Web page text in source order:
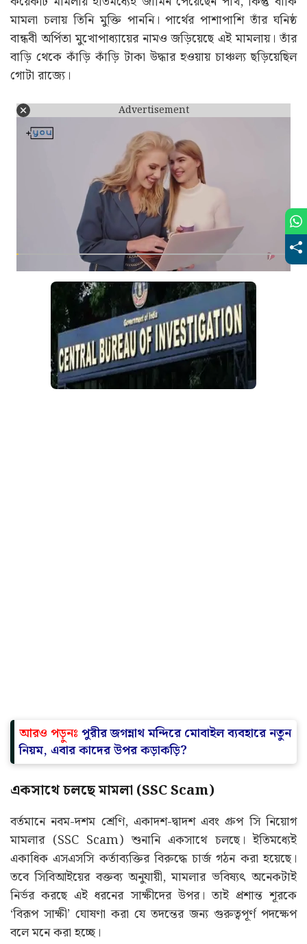
মামলা চলায় তিনি মুক্তি পাননি। পার্থের পাশাপাশি তাঁর ঘনিষ্ঠ
বান্ধবী অর্পিতা মুখোপাধ্যায়ের নামও জড়িয়েছে এই মামলায়। তাঁর
বাড়ি থেকে কাঁড়ি কাঁড়ি টাকা উদ্ধার হওয়ায় চাঞ্চল্য ছড়িয়েছিল
গোটা রাজ্যে।
Advertisement
আরও পড়ুনঃ পুরীর জগন্নাথ মন্দিরে মোবাইল ব্যবহারে নতুন
নিয়ম, এবার কাদের উপর কড়াকড়ি?
একসাথে চলছে মামলা (SSC Scam)
বর্তমানে নবম-দশম শ্রেণি, একাদশ-দ্বাদশ এবং গ্রুপ সি নিয়োগ
মামলার (SSC Scam) শুনানি একসাথে চলছে। ইতিমধ্যেই
একাধিক এসএসসি কর্তাব্যক্তির বিরুদ্ধে চার্জ গঠন করা হয়েছে।
তবে সিবিআইয়ের বক্তব্য অনুযায়ী, মামলার ভবিষ্যৎ অনেকটাই
নির্ভর করছে এই ধরনের সাক্ষীদের উপর। তাই প্রশান্ত শূরকে
‘বিরূপ সাক্ষী’ ঘোষণা করা যে তদন্তের জন্য গুরুত্বপূর্ণ পদক্ষেপ
বলে মনে করা হচ্ছে।